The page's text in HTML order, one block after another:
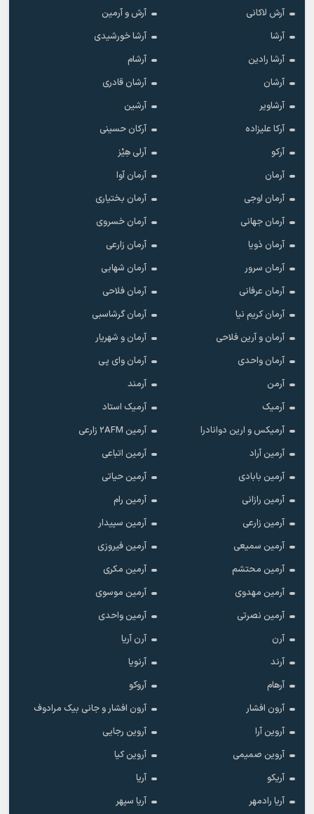
آرش لاکانی
آرش و آرمین
آرشا
آرشا خورشیدی
آرشا رادین
آرشام
آرشان
آرشان قادری
آرشاویر
آرشین
آرکا علیزاده
آرکان حسینی
آرکو
آرلی هِیْز
آرمان
آرمان آوا
آرمان اوجی
آرمان بختیاری
آرمان جهانی
آرمان خسروی
آرمان ذویا
آرمان زارعی
آرمان سرور
آرمان شهابی
آرمان عرفانی
آرمان فلاحی
آرمان کریم نیا
آرمان گرشاسبی
آرمان و آرین فلاحی
آرمان و شهریار
آرمان واحدی
آرمان وای پی
آرمن
آرمند
آرمیک
آرمیک استاد
آرمیکس و ارین دوانادرا
آرمین 2AFM زارعی
آرمین آراد
آرمین اتباعی
آرمین بابادی
آرمین حیاتی
آرمین رازانی
آرمین رام
آرمین زارعی
آرمین سپیدار
آرمین سمیعی
آرمین فیروزی
آرمین محتشم
آرمین مکری
آرمین مهدوی
آرمین موسوی
آرمین نصرتی
آرمین واحدی
آرن
آرن آریا
آرند
آرنویا
آرهام
آروکو
آرون افشار
آرون افشار و جانی بیک مرادوف
آروین آرا
آروین رجایی
آروین صمیمی
آروین کیا
آریکو
آریا
آریا رادمهر
آریا سپهر